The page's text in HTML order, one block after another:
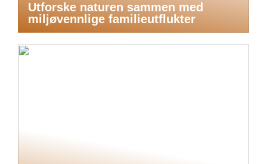
Utforske naturen sammen med
miljøvennlige familieutflukter